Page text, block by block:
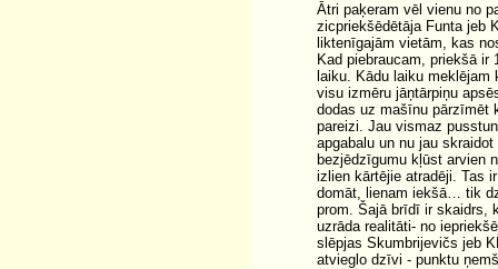
Ātri paķeram vēl vienu no
zicpriekšēdētāja Funta jeb
liktenīgajām vietām, kas
Kad piebraucam, priekšā
laiku. Kādu laiku
visu izmēru jāņtārpiņu
dodas uz mašīnu pārzīmēt
pareizi. Jau vismaz
apgabalu un nu jau
bezjēdzīgumu kļūst arvien
izlien kārtējie atradēji. Tas
domāt, lienam iekšā… tik
prom. Šajā brīdī ir skaidrs,
uzrāda realitāti- no
slēpjas Skumbrijevičs jeb
atvieglo dzīvi - punktu